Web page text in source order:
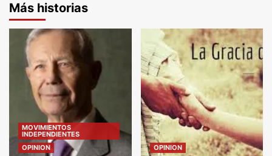
Más historias
MOVIMIENTOS
INDEPENDIENTES
OPINION
OPINION